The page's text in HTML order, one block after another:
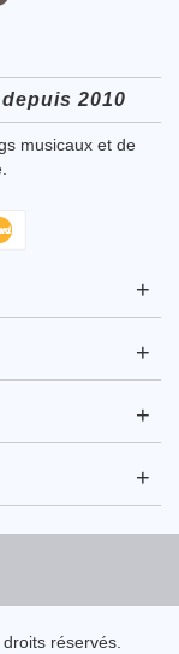
2010
musicaux et de
+
+
+
+
réservés.